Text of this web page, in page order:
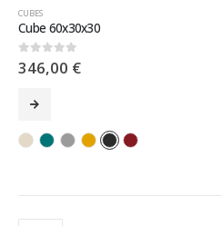
CUBES
Cube 60x30x30
0sur 5
346,00 €